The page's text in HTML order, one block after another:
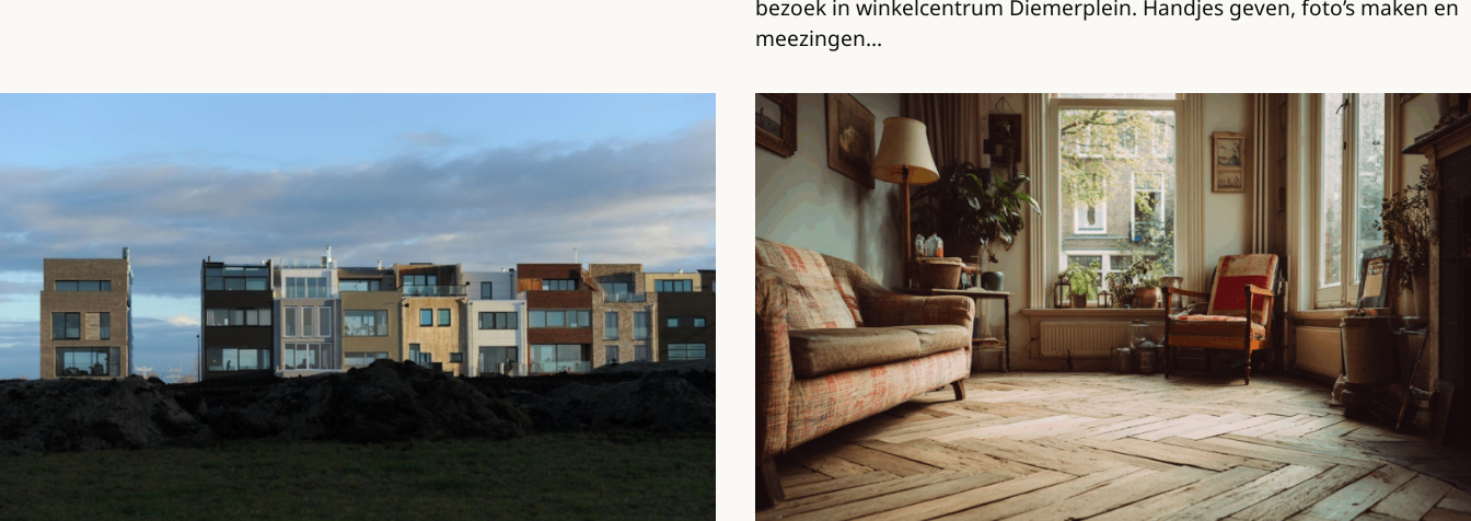
bezoek in winkelcentrum Diemerplein. Handjes geven, foto’s maken en
meezingen…